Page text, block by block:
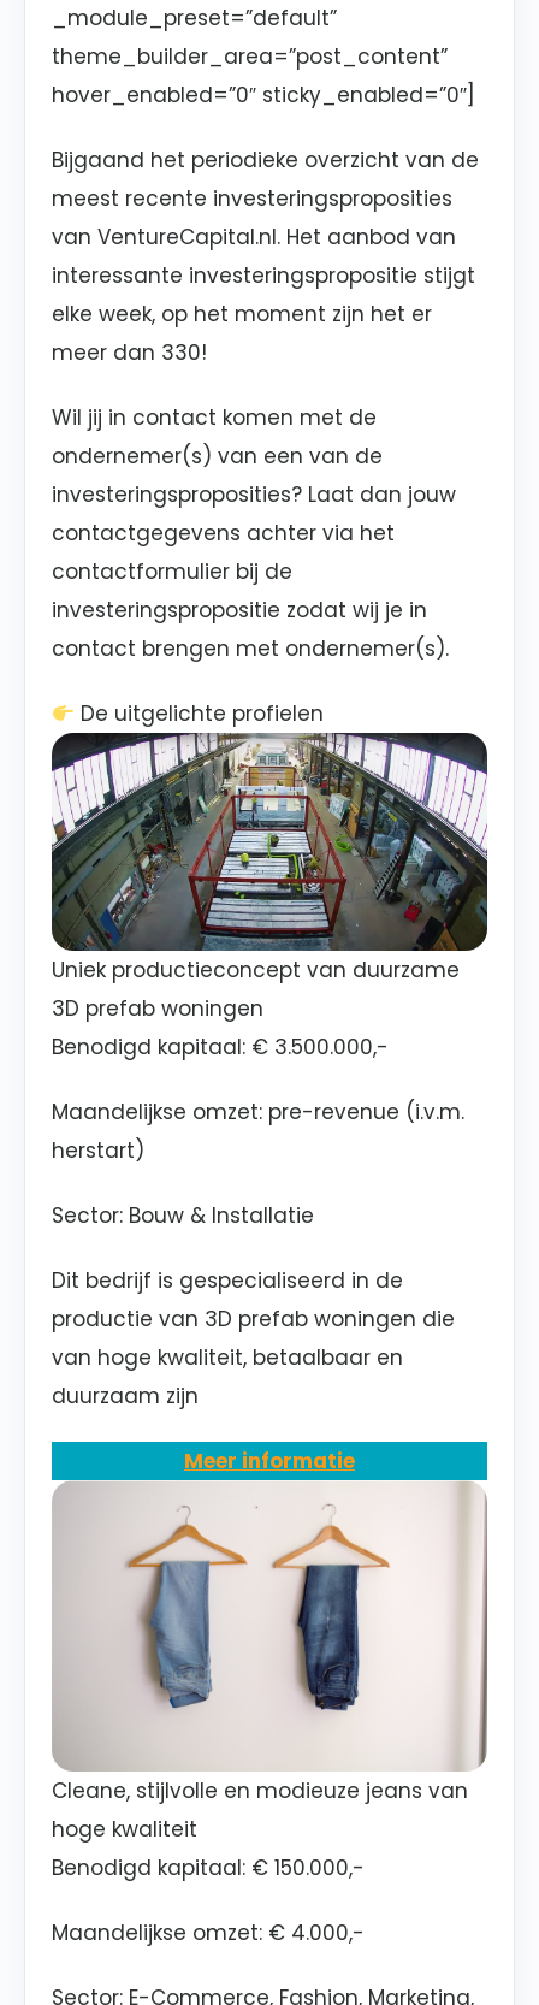
_module_preset=”default”
theme_builder_area=”post_content”
hover_enabled=”0″ sticky_enabled=”0″]
Bijgaand het periodieke overzicht van de
meest recente investeringsproposities
van VentureCapital.nl. Het aanbod van
interessante investeringspropositie stijgt
elke week, op het moment zijn het er
meer dan 330!
Wil jij in contact komen met de
ondernemer(s) van een van de
investeringsproposities? Laat dan jouw
contactgegevens achter via het
contactformulier bij de
investeringspropositie zodat wij je in
contact brengen met ondernemer(s).
De uitgelichte profielen
Uniek productieconcept van duurzame
3D prefab woningen
Benodigd kapitaal: € 3.500.000,-
Maandelijkse omzet: pre-revenue (i.v.m.
herstart)
Sector: Bouw & Installatie
Dit bedrijf is gespecialiseerd in de
productie van 3D prefab woningen die
van hoge kwaliteit, betaalbaar en
duurzaam zijn
Meer informatie
Cleane, stijlvolle en modieuze jeans van
hoge kwaliteit
Benodigd kapitaal: € 150.000,-
Maandelijkse omzet: € 4.000,-
Sector: E-Commerce, Fashion, Marketing,